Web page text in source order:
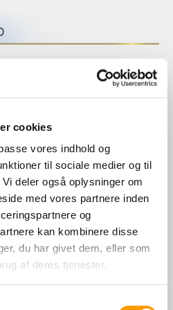
cookies
vores indhold og
til sociale medier og til
deler også oplysninger om
med vores partnere inden
og
kan kombinere disse
du har givet dem, eller som
af deres tjenester.